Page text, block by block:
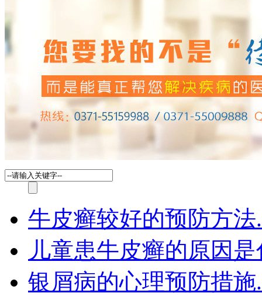
牛皮癣较好的预防方法.
儿童患牛皮癣的原因
银屑病的心理预防措施.